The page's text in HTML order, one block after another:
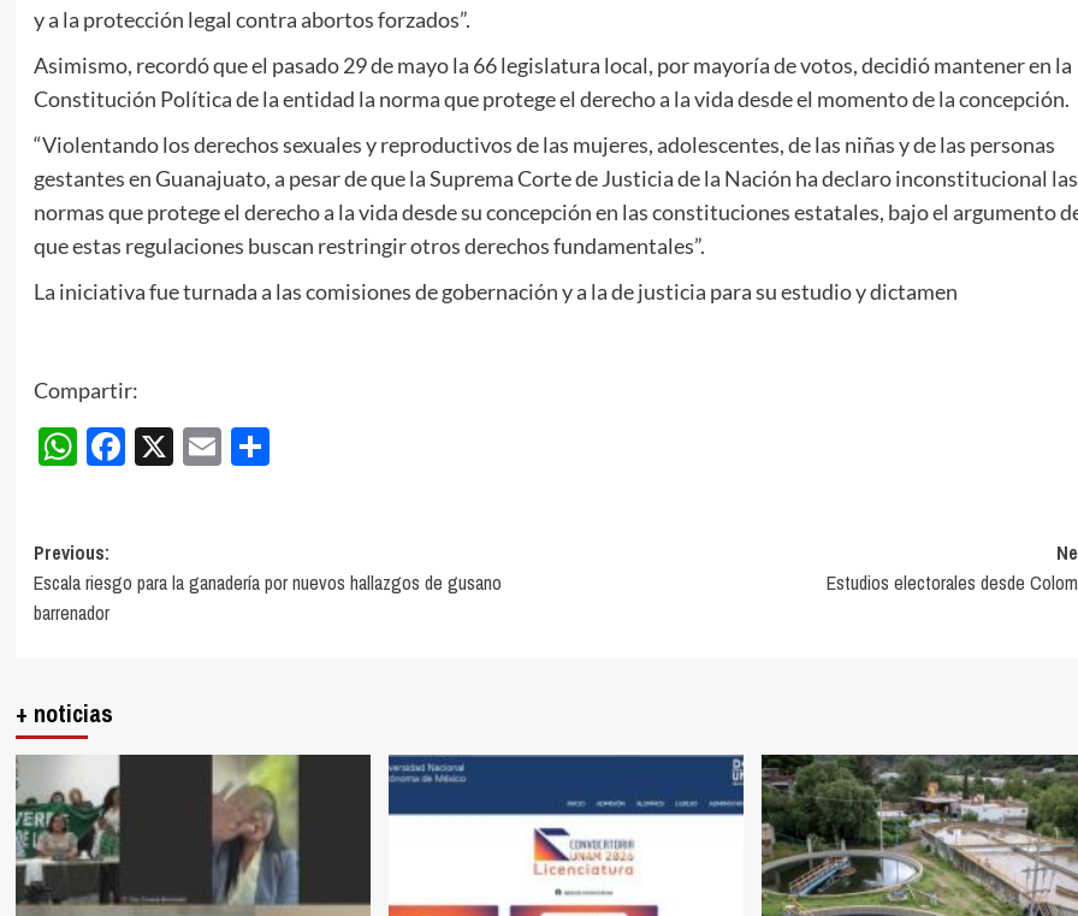
y a la protección legal contra abortos forzados”.
Asimismo, recordó que el pasado 29 de mayo la 66 legislatura local, por mayoría de votos, decidió mantener en la
Constitución Política de la entidad la norma que protege el derecho a la vida desde el momento de la concepción.
“Violentando los derechos sexuales y reproductivos de las mujeres, adolescentes, de las niñas y de las personas
gestantes en Guanajuato, a pesar de que la Suprema Corte de Justicia de la Nación ha declaro inconstitucional las
normas que protege el derecho a la vida desde su concepción en las constituciones estatales, bajo el argumento
que estas regulaciones buscan restringir otros derechos fundamentales”.
La iniciativa fue turnada a las comisiones de gobernación y a la de justicia para su estudio y dictamen
Compartir:
WhatsApp
Facebook
X EmailCompartir
Post
navigation
Previous:
Escala riesgo para la ganadería por nuevos hallazgos de gusano
barrenador
Estudios electorales desde
+ noticias